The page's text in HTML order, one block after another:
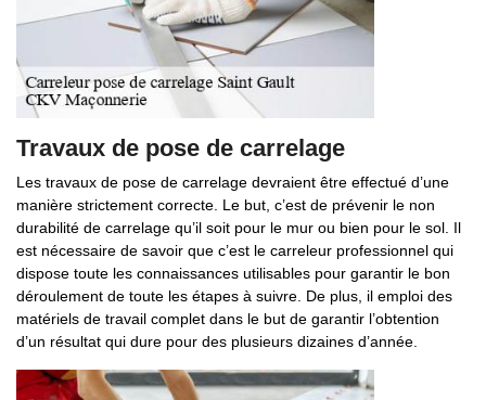
Travaux de pose de carrelage
Les travaux de pose de carrelage devraient être effectué d’une
manière strictement correcte. Le but, c’est de prévenir le non
durabilité de carrelage qu’il soit pour le mur ou bien pour le sol. Il
est nécessaire de savoir que c’est le carreleur professionnel qui
dispose toute les connaissances utilisables pour garantir le bon
déroulement de toute les étapes à suivre. De plus, il emploi des
matériels de travail complet dans le but de garantir l’obtention
d’un résultat qui dure pour des plusieurs dizaines d’année.